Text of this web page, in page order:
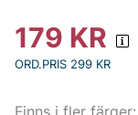
179 KR
ORD.PRIS 299 KR
Finns i fler färger: